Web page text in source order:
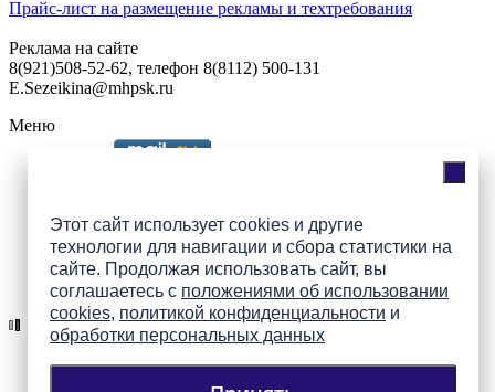
Этот сайт использует cookies и другие
технологии для навигации и сбора статистики на
сайте. Продолжая использовать сайт, вы
соглашаетесь с положениями об использовании
cookies, политикой конфиденциальности и
обработки персональных данных
Прайс-лист на размещение рекламы и техтребования
Реклама на сайте
8(921)508-52-62, телефон 8(8112) 500-131
E.Sezeikina@mhpsk.ru
Меню
Подпишись на группы
ПАИ в соцсетях!